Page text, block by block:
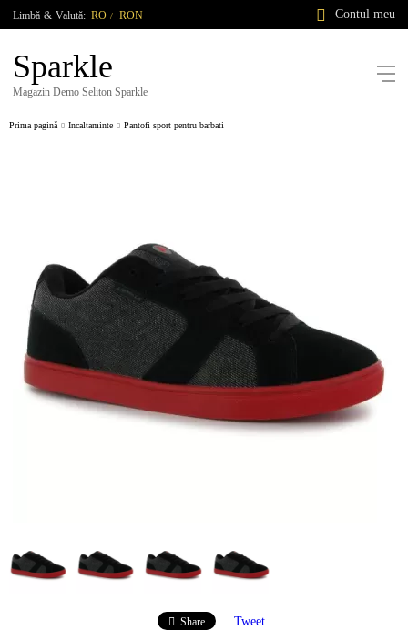
Limbă & Valută: RO / RON Contul meu
Sparkle
Magazin Demo Seliton Sparkle
Prima pagină Incaltaminte Pantofi sport pentru barbati
Share Tweet